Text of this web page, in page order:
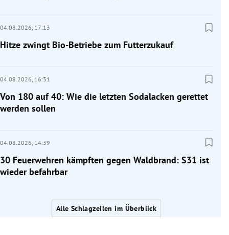
04.08.2026, 17:13
Hitze zwingt Bio-Betriebe zum Futterzukauf
04.08.2026, 16:31
Von 180 auf 40: Wie die letzten Sodalacken gerettet
werden sollen
04.08.2026, 14:39
30 Feuerwehren kämpften gegen Waldbrand: S31 ist
wieder befahrbar
Alle Schlagzeilen im Überblick